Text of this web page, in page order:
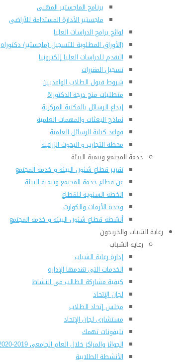
برنامج الماجستير المهنى
ماجستير الأدارة المستدامة للأراضى
لوائح برامج الدراسات العليا
(الأوراق المطلوبة للتسجيل (ماجستير/ دكتوراه
التقدم للدراسات العليا إلكترونيا
تسجيل المقررات
شروط قبول الطلاب الوافديين
متطلبات منح درجة الدكتوراة
إيداع الرسائل بالمكتبة المركزية
نماذج البعثات والمهمات العلمية
قواعد كتابة الرسائل العلمية
محطة التجارب و البحوث الزراعية
خدمة المجتمع وتنمية البيئة
تقرير قطاع شئون البيئة و خدمة المجتمع
عن قطاع خدمة المجتمع وتنمية البيئة
الخطة السنوية للقطاع
وحدة الأزمات والكوارث
أنشطة قطاع شئون البيئة و خدمة المجتمع
رعاية الشباب والخريجون
رعاية الشباب
إدارة رعاية الشباب
الخدمات التى تقدمها الإدارة
كيفية مشاركة الطالب فى النشاط
لجان الإتحاد
مجلس إتحاد الطلاب
مستشارى لجان الإتحاد
تليفونات تهمك
الجوائز والمراكز خلال العام الجامعى 2019-2020
الأنشطة الطلابية